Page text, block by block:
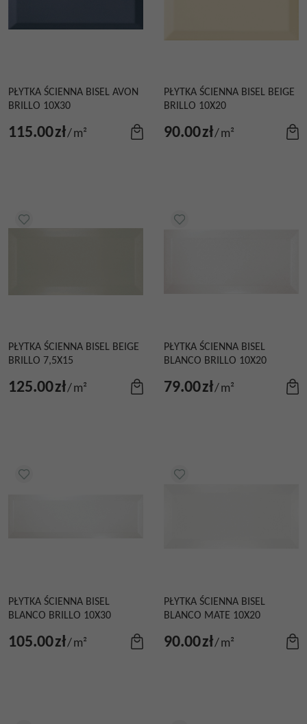
PŁYTKA ŚCIENNA BISEL AVON
BRILLO 10X30
115.00zł/m²
PŁYTKA ŚCIENNA BISEL BEIGE
BRILLO 10X20
90.00zł/m²
PŁYTKA ŚCIENNA BISEL BEIGE
BRILLO 7,5X15
125.00zł/m²
PŁYTKA ŚCIENNA BISEL
BLANCO BRILLO 10X20
79.00zł/m²
PŁYTKA ŚCIENNA BISEL
BLANCO BRILLO 10X30
105.00zł/m²
PŁYTKA ŚCIENNA BISEL
BLANCO MATE 10X20
90.00zł/m²